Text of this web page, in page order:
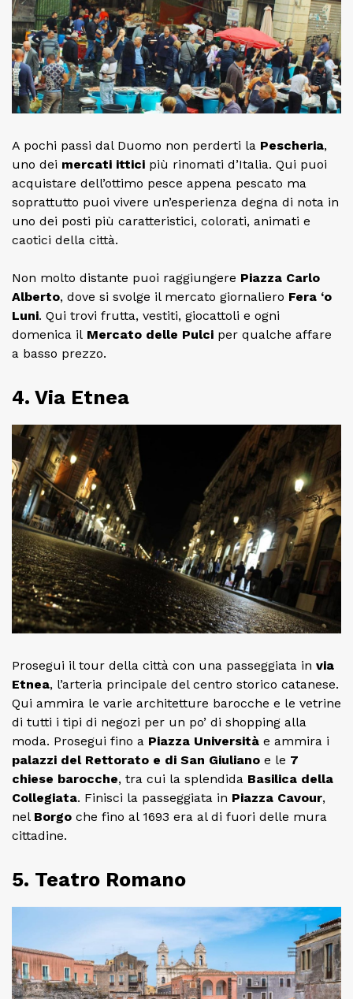
A pochi passi dal Duomo non perderti la Pescheria,
uno dei mercati ittici più rinomati d’Italia. Qui puoi
acquistare dell’ottimo pesce appena pescato ma
soprattutto puoi vivere un’esperienza degna di nota in
uno dei posti più caratteristici, colorati, animati e
caotici della città.
Non molto distante puoi raggiungere Piazza Carlo
Alberto, dove si svolge il mercato giornaliero Fera ‘o
Luni. Qui trovi frutta, vestiti, giocattoli e ogni
domenica il Mercato delle Pulci per qualche affare
a basso prezzo.
4. Via Etnea
Prosegui il tour della città con una passeggiata in via
Etnea, l’arteria principale del centro storico catanese.
Qui ammira le varie architetture barocche e le vetrine
di tutti i tipi di negozi per un po’ di shopping alla
moda. Prosegui fino a Piazza Università e ammira i
palazzi del Rettorato e di San Giuliano e le 7
chiese barocche, tra cui la splendida Basilica della
Collegiata. Finisci la passeggiata in Piazza Cavour,
nel Borgo che fino al 1693 era al di fuori delle mura
cittadine.
5. Teatro Romano